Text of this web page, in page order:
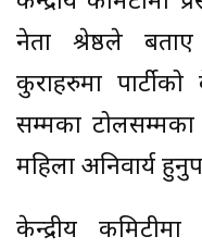
नेता श्रेष्ठले
कुराहरुमा
सम्मका
महिला अनिवार्य
केन्द्रीय